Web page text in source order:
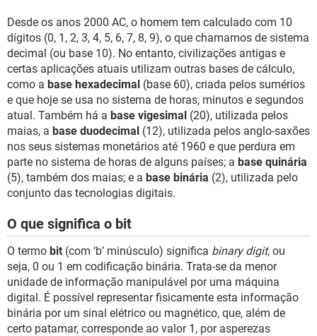
Desde os anos 2000 AC, o homem tem calculado com 10
dígitos (0, 1, 2, 3, 4, 5, 6, 7, 8, 9), o que chamamos de sistema
decimal (ou base 10). No entanto, civilizações antigas e
certas aplicações atuais utilizam outras bases de cálculo,
como a base hexadecimal (base 60), criada pelos sumérios
e que hoje se usa no sistema de horas, minutos e segundos
atual. Também há a base vigesimal (20), utilizada pelos
maias, a base duodecimal (12), utilizada pelos anglo-saxões
nos seus sistemas monetários até 1960 e que perdura em
parte no sistema de horas de alguns países; a base quinária
(5), também dos maias; e a base binária (2), utilizada pelo
conjunto das tecnologias digitais.
O que significa o bit
O termo bit (com ‘b’ minúsculo) significa binary digit, ou
seja, 0 ou 1 em codificação binária. Trata-se da menor
unidade de informação manipulável por uma máquina
digital. É possível representar fisicamente esta informação
binária por um sinal elétrico ou magnético, que, além de
certo patamar, corresponde ao valor 1, por asperezas